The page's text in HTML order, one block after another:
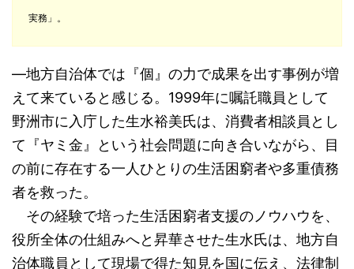
実務」。
―地方自治体では『個』の力で成果を出す事例が増
えて来ていると感じる。1999年に嘱託職員として
野洲市に入庁した生水裕美氏は、消費者相談員とし
て『ヤミ金』という社会問題に向き合いながら、目
の前に存在する一人ひとりの生活困窮者や多重債務
者を救った。
その経験で培った生活困窮者支援のノウハウを、
役所全体の仕組みへと昇華させた生水氏は、地方自
治体職員として現場で得た知見を国に伝え、法律制